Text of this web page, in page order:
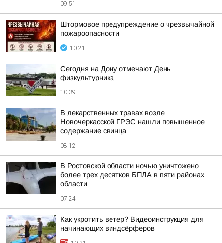
09:51
Штормовое предупреждение о чрезвычайной
пожароопасности
10:21
Сегодня на Дону отмечают День
физкультурника
10:39
В лекарственных травах возле
Новочеркасской ГРЭС нашли повышенное
содержание свинца
08:12
В Ростовской области ночью уничтожено
более трех десятков БПЛА в пяти районах
области
07:24
Как укротить ветер? Видеоинструкция для
начинающих виндсёрферов